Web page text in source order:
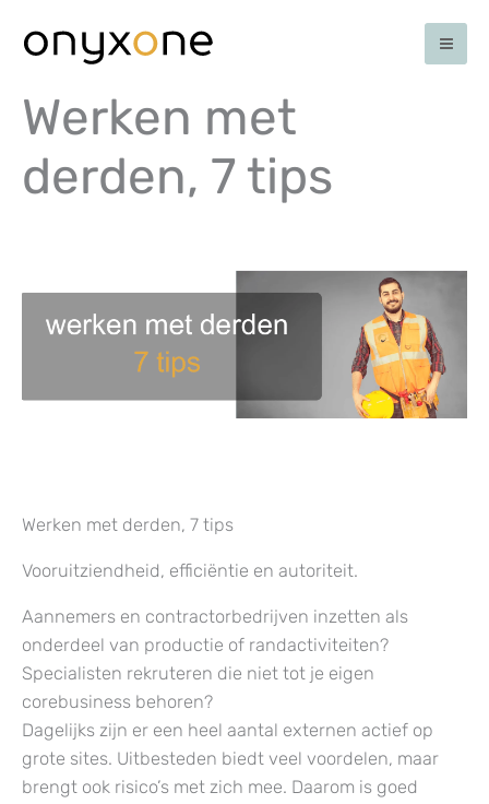
naar
inhoud
Werken met
derden, 7 tips
Werken met derden, 7 tips
Vooruitziendheid, efficiëntie en autoriteit.
Aannemers en contractorbedrijven inzetten als
onderdeel van productie of randactiviteiten?
Specialisten rekruteren die niet tot je eigen
corebusiness behoren?
Dagelijks zijn er een heel aantal externen actief op
grote sites. Uitbesteden biedt veel voordelen, maar
brengt ook risico’s met zich mee. Daarom is goed